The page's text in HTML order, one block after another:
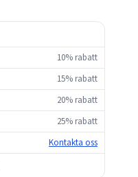
10% rabatt
15% rabatt
20% rabatt
25% rabatt
Kontakta oss